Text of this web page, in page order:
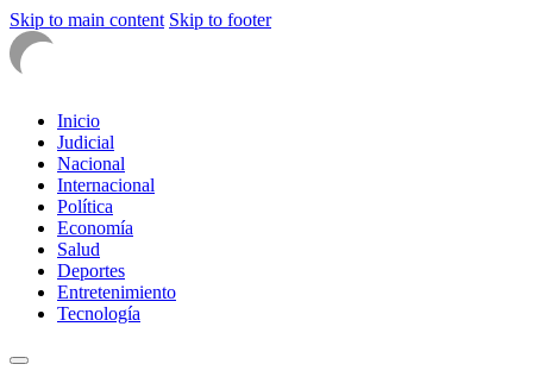
Skip to main content Skip to footer
Inicio
Judicial
Nacional
Internacional
Política
Economía
Salud
Deportes
Entretenimiento
Tecnología